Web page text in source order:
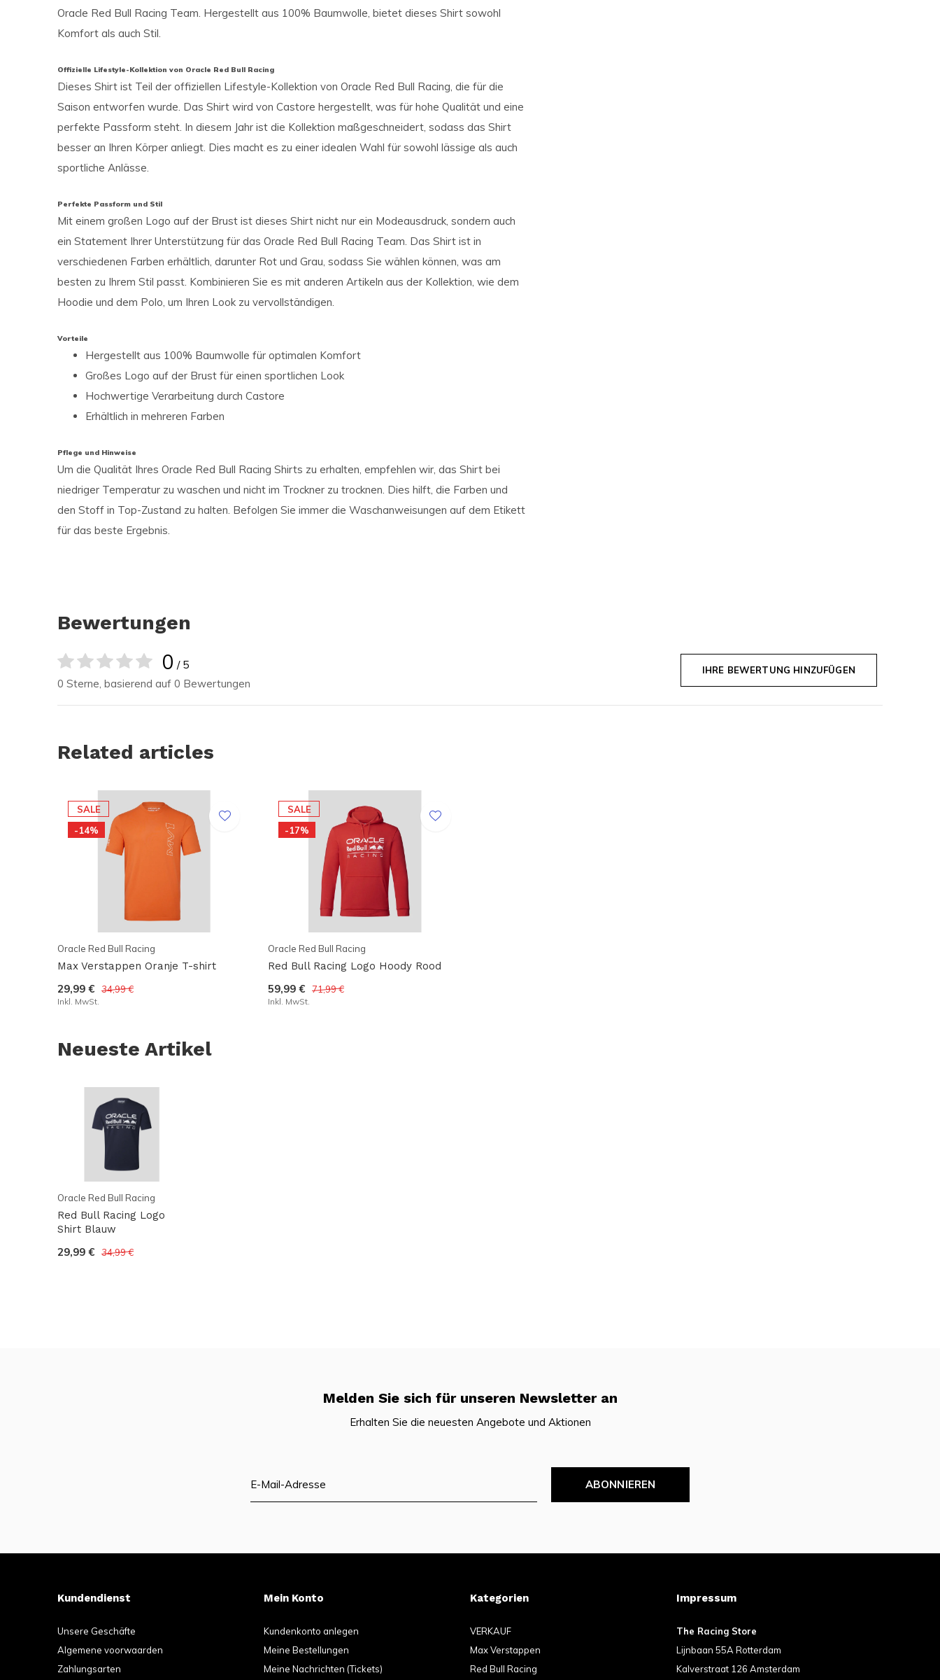
Oracle Red Bull Racing Team. Hergestellt aus 100% Baumwolle, bietet dieses Shirt sowohl
Komfort als auch Stil.
Offizielle Lifestyle-Kollektion von Oracle Red Bull Racing
Dieses Shirt ist Teil der offiziellen Lifestyle-Kollektion von Oracle Red Bull Racing, die für die
Saison entworfen wurde. Das Shirt wird von Castore hergestellt, was für hohe Qualität und eine
perfekte Passform steht. In diesem Jahr ist die Kollektion maßgeschneidert, sodass das Shirt
besser an Ihren Körper anliegt. Dies macht es zu einer idealen Wahl für sowohl lässige als auch
sportliche Anlässe.
Perfekte Passform und Stil
Mit einem großen Logo auf der Brust ist dieses Shirt nicht nur ein Modeausdruck, sondern auch
ein Statement Ihrer Unterstützung für das Oracle Red Bull Racing Team. Das Shirt ist in
verschiedenen Farben erhältlich, darunter Rot und Grau, sodass Sie wählen können, was am
besten zu Ihrem Stil passt. Kombinieren Sie es mit anderen Artikeln aus der Kollektion, wie dem
Hoodie und dem Polo, um Ihren Look zu vervollständigen.
Vorteile
Hergestellt aus 100% Baumwolle für optimalen Komfort
Großes Logo auf der Brust für einen sportlichen Look
Hochwertige Verarbeitung durch Castore
Erhältlich in mehreren Farben
Pflege und Hinweise
Um die Qualität Ihres Oracle Red Bull Racing Shirts zu erhalten, empfehlen wir, das Shirt bei
niedriger Temperatur zu waschen und nicht im Trockner zu trocknen. Dies hilft, die Farben und
den Stoff in Top-Zustand zu halten. Befolgen Sie immer die Waschanweisungen auf dem Etikett
für das beste Ergebnis.
Bewertungen
0 / 5
0 Sterne, basierend auf 0 Bewertungen
IHRE BEWERTUNG HINZUFÜGEN
Related articles
SALE
-14%
Oracle Red Bull Racing
Max Verstappen Oranje T-shirt
29,99 € 34,99 €
Inkl. MwSt.
SALE
-17%
Oracle Red Bull Racing
Red Bull Racing Logo Hoody Rood
59,99 € 71,99 €
Inkl. MwSt.
Neueste Artikel
Oracle Red Bull Racing
Red Bull Racing Logo
Shirt Blauw
29,99 € 34,99 €
Melden Sie sich für unseren Newsletter an
Erhalten Sie die neuesten Angebote und Aktionen
ABONNIEREN
Kundendienst
Unsere Geschäfte
Algemene voorwaarden
Zahlungsarten
Mein Konto
Kundenkonto anlegen
Meine Bestellungen
Meine Nachrichten (Tickets)
Kategorien
VERKAUF
Max Verstappen
Red Bull Racing
Impressum
The Racing Store
Lijnbaan 55A Rotterdam
Kalverstraat 126 Amsterdam